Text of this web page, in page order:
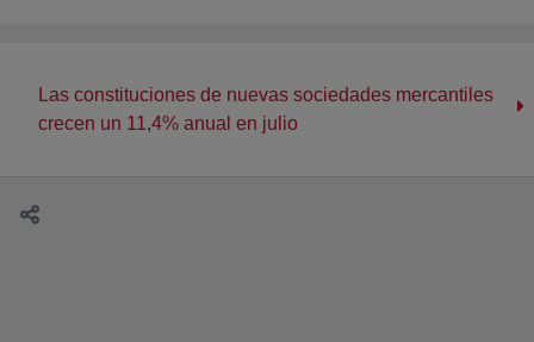
Las constituciones de nuevas sociedades mercantiles
crecen un 11,4% anual en julio